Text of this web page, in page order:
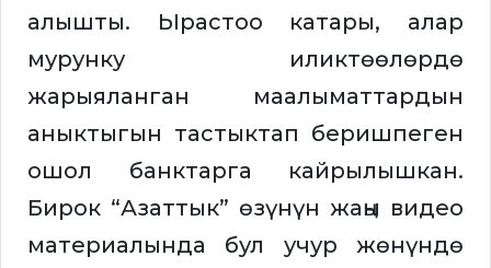
алышты. Ырастоо катары, алар
мурунку иликтөөлөрдө
жарыяланган маалыматтардын
аныктыгын тастыктап беришпеген
ошол банктарга кайрылышкан.
Бирок “Азаттык” өзүнүн жаңы видео
материалында бул учур жөнүндө